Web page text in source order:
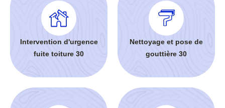
Intervention d'urgence
fuite toiture 30
Nettoyage et pose de
gouttière 30